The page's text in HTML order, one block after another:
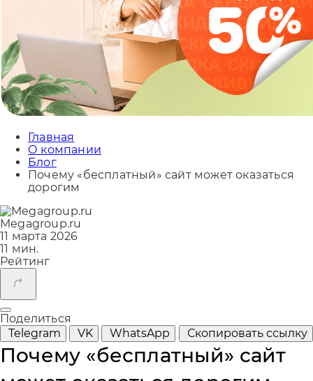
Главная
О компании
Блог
Почему «бесплатный» сайт может оказаться
дорогим
Megagroup.ru
11 марта 2026
11 мин.
Рейтинг
Поделиться
Telegram
VK WhatsApp Скопировать ссылку
Почему «бесплатный» сайт